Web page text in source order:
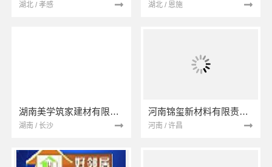
湖北 / 孝感 湖北 / 恩施
湖南美学筑家建材有限公司
湖南 / 长沙
河南锦玺新材料有限责任公司
河南 / 许昌